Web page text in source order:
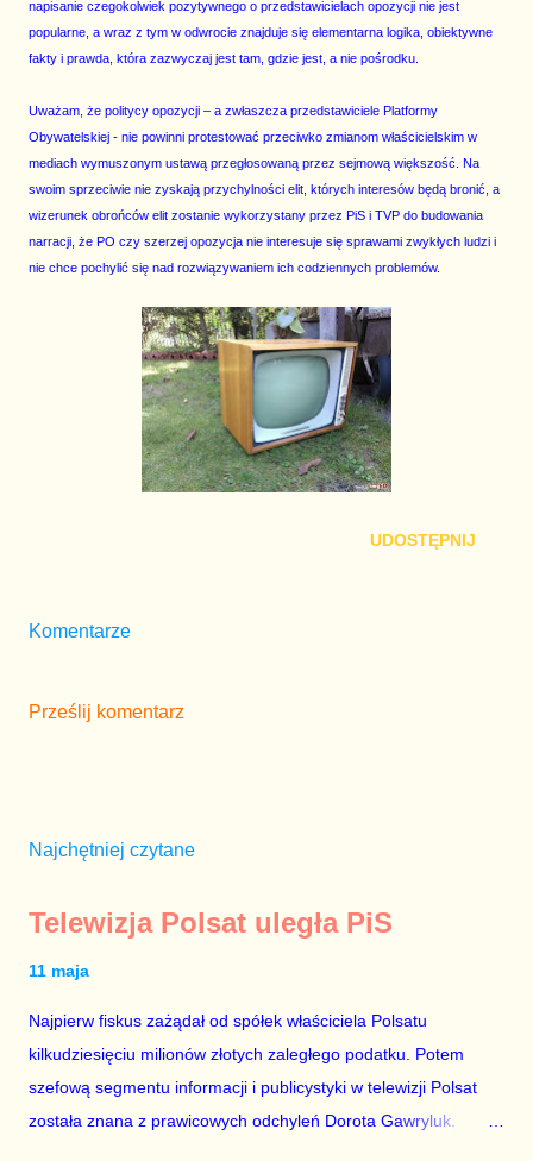
napisanie czegokolwiek pozytywnego o przedstawicielach opozycji nie jest
popularne, a wraz z tym w odwrocie znajduje się elementarna logika, obiektywne
fakty i prawda, która zazwyczaj jest tam, gdzie jest, a nie pośrodku.
Uważam, że politycy opozycji – a zwłaszcza przedstawiciele Platformy
Obywatelskiej - nie powinni protestować przeciwko zmianom właścicielskim w
mediach wymuszonym ustawą przegłosowaną przez sejmową większość. Na
swoim sprzeciwie nie zyskają przychylności elit, których interesów będą bronić, a
wizerunek obrońców elit zostanie wykorzystany przez PiS i TVP do budowania
narracji, że PO czy szerzej opozycja nie interesuje się sprawami zwykłych ludzi i
nie chce pochylić się nad rozwiązywaniem ich codziennych problemów.
UDOSTĘPNIJ
Komentarze
Prześlij komentarz
Najchętniej czytane
Telewizja Polsat uległa PiS
11 maja
Najpierw fiskus zażądał od spółek właściciela Polsatu
kilkudziesięciu milionów złotych zaległego podatku. Potem
szefową segmentu informacji i publicystyki w telewizji Polsat
została znana z prawicowych odchyleń Dorota Gawryluk.